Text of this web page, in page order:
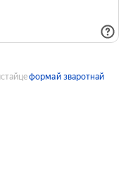
формай зваротнай